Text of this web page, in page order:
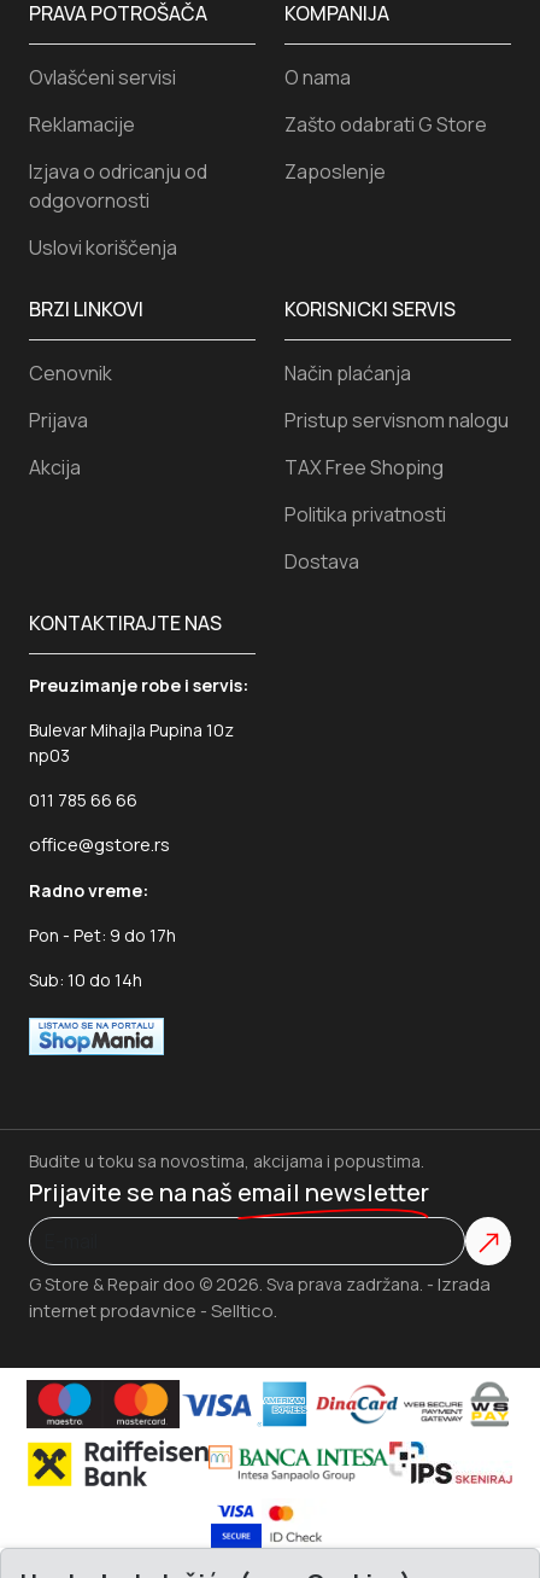
KORISNICKI SERVIS
Način plaćanja
Pristup servisnom nalogu
TAX Free Shoping
Politika privatnosti
Dostava
PRAVA POTROŠAČA
Ovlašćeni servisi
Reklamacije
Izjava o odricanju od
odgovornosti
Uslovi koriščenja
KONTAKTIRAJTE NAS
Preuzimanje robe i servis:
Bulevar Mihajla Pupina 10z
np03
011 785 66 66
office@gstore.rs
Radno vreme:
Pon - Pet: 9 do 17h
Sub: 10 do 14h
KOMPANIJA
O nama
Zašto odabrati G Store
Zaposlenje
BRZI LINKOVI
Cenovnik
Prijava
Akcija
G Store & Repair doo © 2026. Sva prava zadržana. - Izrada
internet prodavnice - Selltico.
Budite u toku sa novostima, akcijama i popustima.
Prijavite se na naš email newsletter